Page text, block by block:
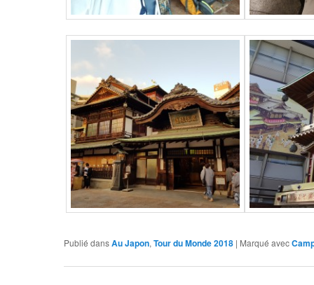
Publié dansAu Japon,Tour du Monde 2018 | Marqué avec